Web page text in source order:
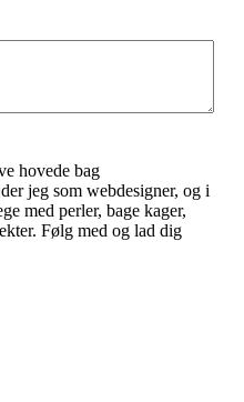
hovede bag
jeg som webdesigner, og i
med perler, bage kager,
Følg med og lad dig